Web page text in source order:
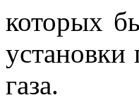
которых
газа.